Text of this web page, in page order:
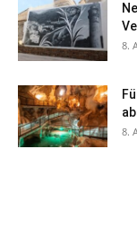
8.
8.